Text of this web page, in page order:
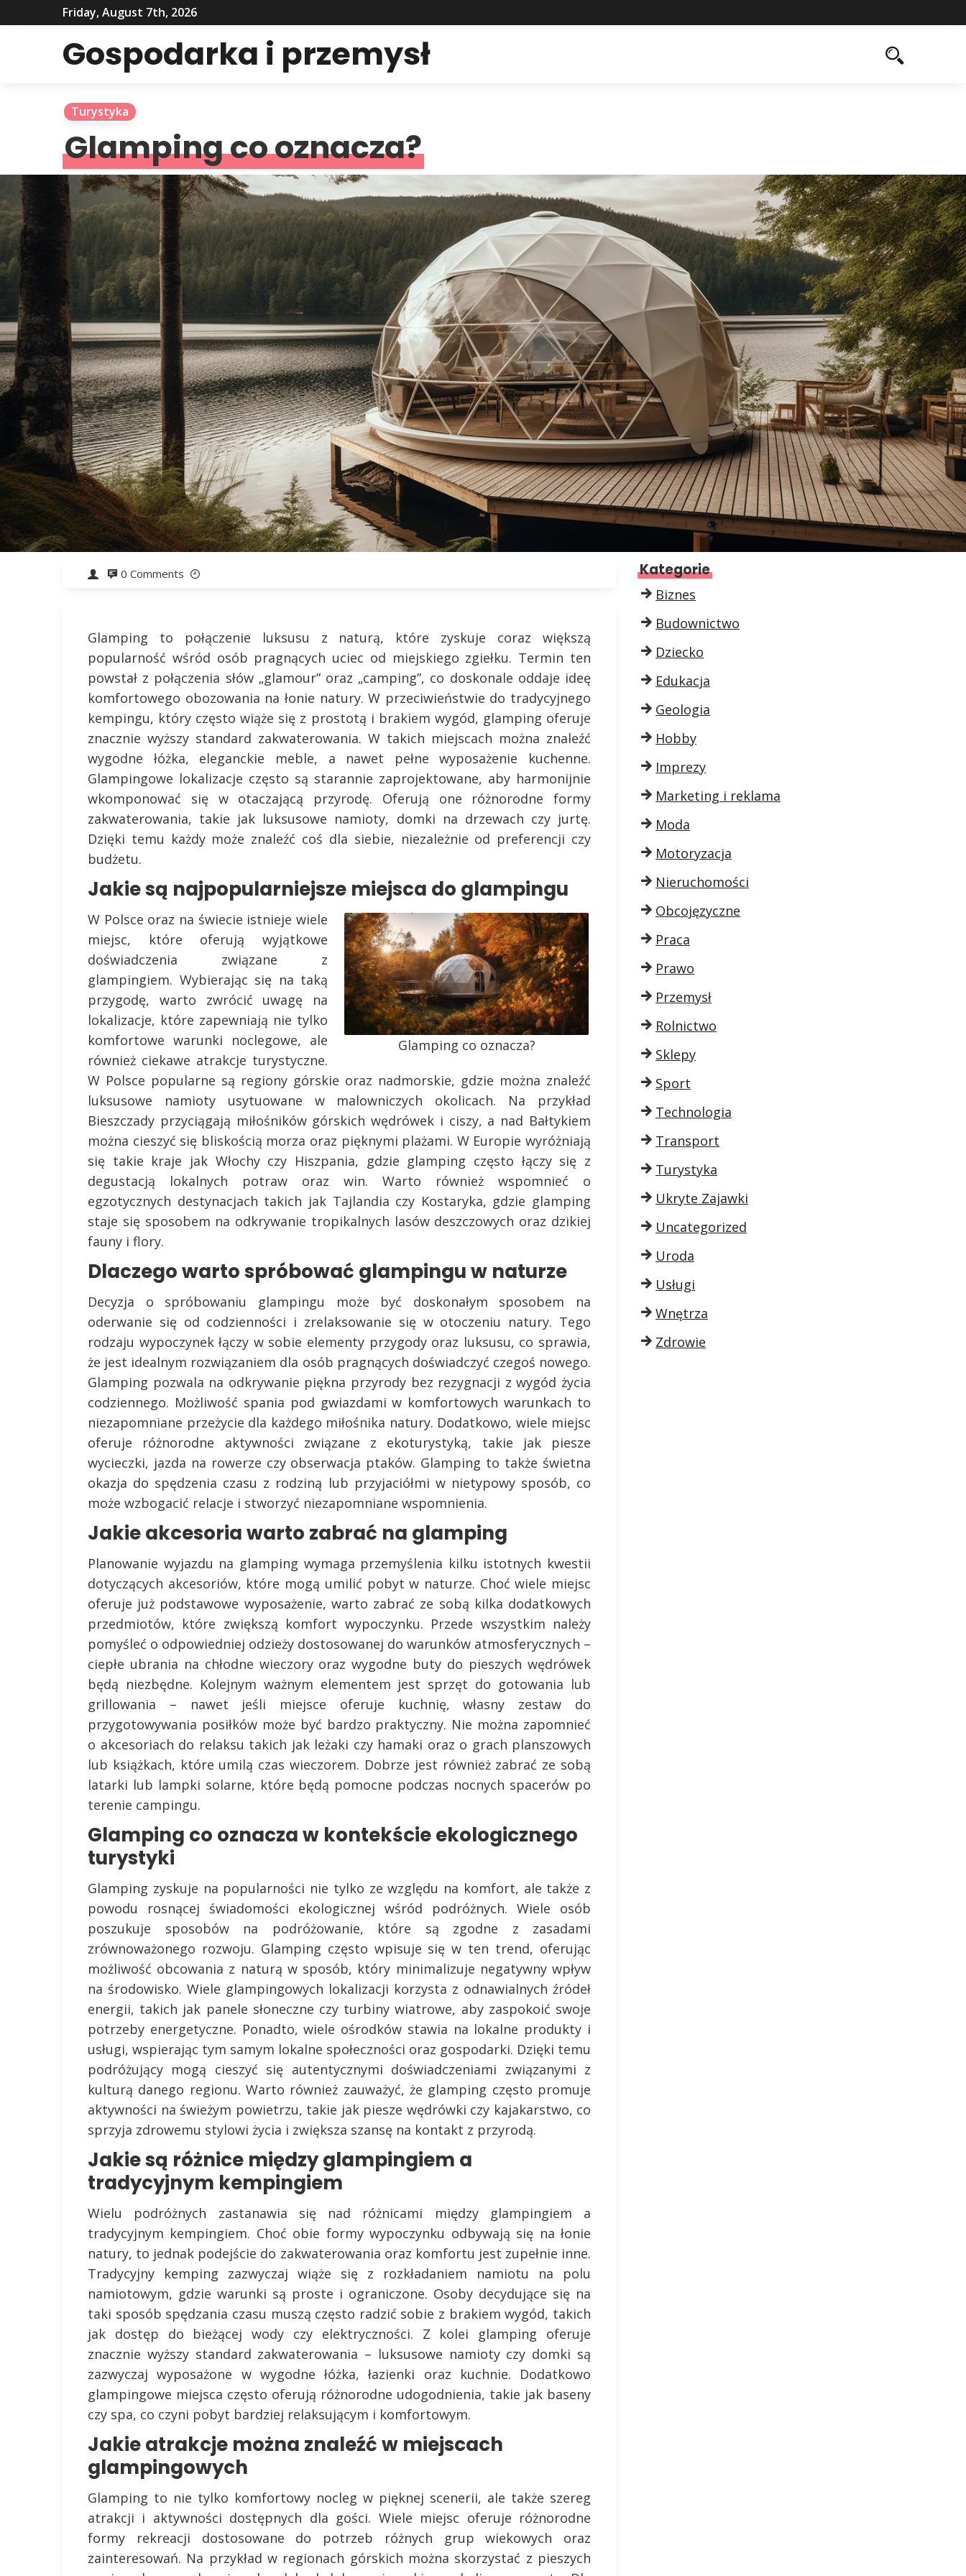
Friday, August 7th, 2026
Gospodarka i przemysł
Turystyka
Glamping co oznacza?
0 Comments
Glamping to połączenie luksusu z naturą, które zyskuje coraz większą
popularność wśród osób pragnących uciec od miejskiego zgiełku. Termin ten
powstał z połączenia słów „glamour” oraz „camping”, co doskonale oddaje ideę
komfortowego obozowania na łonie natury. W przeciwieństwie do tradycyjnego
kempingu, który często wiąże się z prostotą i brakiem wygód, glamping oferuje
znacznie wyższy standard zakwaterowania. W takich miejscach można znaleźć
wygodne łóżka, eleganckie meble, a nawet pełne wyposażenie kuchenne.
Glampingowe lokalizacje często są starannie zaprojektowane, aby harmonijnie
wkomponować się w otaczającą przyrodę. Oferują one różnorodne formy
zakwaterowania, takie jak luksusowe namioty, domki na drzewach czy jurtę.
Dzięki temu każdy może znaleźć coś dla siebie, niezależnie od preferencji czy
budżetu.
Jakie są najpopularniejsze miejsca do glampingu
Glamping co oznacza?
W Polsce oraz na świecie istnieje wiele
miejsc, które oferują wyjątkowe
doświadczenia związane z
glampingiem. Wybierając się na taką
przygodę, warto zwrócić uwagę na
lokalizacje, które zapewniają nie tylko
komfortowe warunki noclegowe, ale
również ciekawe atrakcje turystyczne.
W Polsce popularne są regiony górskie oraz nadmorskie, gdzie można znaleźć
luksusowe namioty usytuowane w malowniczych okolicach. Na przykład
Bieszczady przyciągają miłośników górskich wędrówek i ciszy, a nad Bałtykiem
można cieszyć się bliskością morza oraz pięknymi plażami. W Europie wyróżniają
się takie kraje jak Włochy czy Hiszpania, gdzie glamping często łączy się z
degustacją lokalnych potraw oraz win. Warto również wspomnieć o
egzotycznych destynacjach takich jak Tajlandia czy Kostaryka, gdzie glamping
staje się sposobem na odkrywanie tropikalnych lasów deszczowych oraz dzikiej
fauny i flory.
Dlaczego warto spróbować glampingu w naturze
Decyzja o spróbowaniu glampingu może być doskonałym sposobem na
oderwanie się od codzienności i zrelaksowanie się w otoczeniu natury. Tego
rodzaju wypoczynek łączy w sobie elementy przygody oraz luksusu, co sprawia,
że jest idealnym rozwiązaniem dla osób pragnących doświadczyć czegoś nowego.
Glamping pozwala na odkrywanie piękna przyrody bez rezygnacji z wygód życia
codziennego. Możliwość spania pod gwiazdami w komfortowych warunkach to
niezapomniane przeżycie dla każdego miłośnika natury. Dodatkowo, wiele miejsc
oferuje różnorodne aktywności związane z ekoturystyką, takie jak piesze
wycieczki, jazda na rowerze czy obserwacja ptaków. Glamping to także świetna
okazja do spędzenia czasu z rodziną lub przyjaciółmi w nietypowy sposób, co
może wzbogacić relacje i stworzyć niezapomniane wspomnienia.
Jakie akcesoria warto zabrać na glamping
Planowanie wyjazdu na glamping wymaga przemyślenia kilku istotnych kwestii
dotyczących akcesoriów, które mogą umilić pobyt w naturze. Choć wiele miejsc
oferuje już podstawowe wyposażenie, warto zabrać ze sobą kilka dodatkowych
przedmiotów, które zwiększą komfort wypoczynku. Przede wszystkim należy
pomyśleć o odpowiedniej odzieży dostosowanej do warunków atmosferycznych –
ciepłe ubrania na chłodne wieczory oraz wygodne buty do pieszych wędrówek
będą niezbędne. Kolejnym ważnym elementem jest sprzęt do gotowania lub
grillowania – nawet jeśli miejsce oferuje kuchnię, własny zestaw do
przygotowywania posiłków może być bardzo praktyczny. Nie można zapomnieć
o akcesoriach do relaksu takich jak leżaki czy hamaki oraz o grach planszowych
lub książkach, które umilą czas wieczorem. Dobrze jest również zabrać ze sobą
latarki lub lampki solarne, które będą pomocne podczas nocnych spacerów po
terenie campingu.
Glamping co oznacza w kontekście ekologicznego
turystyki
Glamping zyskuje na popularności nie tylko ze względu na komfort, ale także z
powodu rosnącej świadomości ekologicznej wśród podróżnych. Wiele osób
poszukuje sposobów na podróżowanie, które są zgodne z zasadami
zrównoważonego rozwoju. Glamping często wpisuje się w ten trend, oferując
możliwość obcowania z naturą w sposób, który minimalizuje negatywny wpływ
na środowisko. Wiele glampingowych lokalizacji korzysta z odnawialnych źródeł
energii, takich jak panele słoneczne czy turbiny wiatrowe, aby zaspokoić swoje
potrzeby energetyczne. Ponadto, wiele ośrodków stawia na lokalne produkty i
usługi, wspierając tym samym lokalne społeczności oraz gospodarki. Dzięki temu
podróżujący mogą cieszyć się autentycznymi doświadczeniami związanymi z
kulturą danego regionu. Warto również zauważyć, że glamping często promuje
aktywności na świeżym powietrzu, takie jak piesze wędrówki czy kajakarstwo, co
sprzyja zdrowemu stylowi życia i zwiększa szansę na kontakt z przyrodą.
Jakie są różnice między glampingiem a
tradycyjnym kempingiem
Wielu podróżnych zastanawia się nad różnicami między glampingiem a
tradycyjnym kempingiem. Choć obie formy wypoczynku odbywają się na łonie
natury, to jednak podejście do zakwaterowania oraz komfortu jest zupełnie inne.
Tradycyjny kemping zazwyczaj wiąże się z rozkładaniem namiotu na polu
namiotowym, gdzie warunki są proste i ograniczone. Osoby decydujące się na
taki sposób spędzania czasu muszą często radzić sobie z brakiem wygód, takich
jak dostęp do bieżącej wody czy elektryczności. Z kolei glamping oferuje
znacznie wyższy standard zakwaterowania – luksusowe namioty czy domki są
zazwyczaj wyposażone w wygodne łóżka, łazienki oraz kuchnie. Dodatkowo
glampingowe miejsca często oferują różnorodne udogodnienia, takie jak baseny
czy spa, co czyni pobyt bardziej relaksującym i komfortowym.
Jakie atrakcje można znaleźć w miejscach
glampingowych
Glamping to nie tylko komfortowy nocleg w pięknej scenerii, ale także szereg
atrakcji i aktywności dostępnych dla gości. Wiele miejsc oferuje różnorodne
formy rekreacji dostosowane do potrzeb różnych grup wiekowych oraz
zainteresowań. Na przykład w regionach górskich można skorzystać z pieszych
Kategorie
Biznes
Budownictwo
Dziecko
Edukacja
Geologia
Hobby
Imprezy
Marketing i reklama
Moda
Motoryzacja
Nieruchomości
Obcojęzyczne
Praca
Prawo
Przemysł
Rolnictwo
Sklepy
Sport
Technologia
Transport
Turystyka
Ukryte Zajawki
Uncategorized
Uroda
Usługi
Wnętrza
Zdrowie